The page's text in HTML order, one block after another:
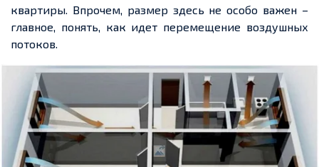
квартиры. Впрочем, размер здесь не особо важен –
главное, понять, как идет перемещение воздушных
потоков.